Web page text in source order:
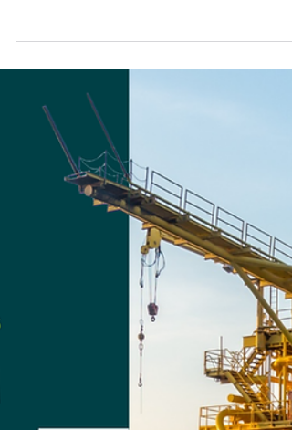
setor fecha o primeiro ciclo de cinco meses com a
Estado do Pará encerrou os primeiros cinco
de 2026 mostrando uma retomada do emprego
formal, apesar de registrar também uma
típica de uma economia muito dependente das
cotações globais. De acordo com o boletim
desenvolvido pelo Observatório da Indústria da